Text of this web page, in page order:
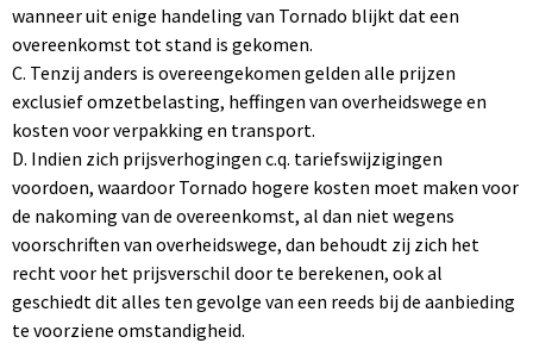
wanneer uit enige handeling van Tornado blijkt dat een
overeenkomst tot stand is gekomen.
C. Tenzij anders is overeengekomen gelden alle prijzen
exclusief omzetbelasting, heffingen van overheidswege en
kosten voor verpakking en transport.
D. Indien zich prijsverhogingen c.q. tariefswijzigingen
voordoen, waardoor Tornado hogere kosten moet maken voor
de nakoming van de overeenkomst, al dan niet wegens
voorschriften van overheidswege, dan behoudt zij zich het
recht voor het prijsverschil door te berekenen, ook al
geschiedt dit alles ten gevolge van een reeds bij de aanbieding
te voorziene omstandigheid.